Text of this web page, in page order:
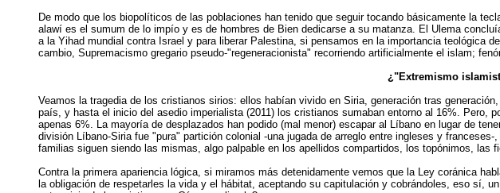
De modo que los biopolíticos de las poblaciones han tenido que seguir tocando básicamente la
alawí es el sumum de lo impío y es de hombres de Bien dedicarse a su matanza. El Ulema
a la Yihad mundial contra Israel y para liberar Palestina, si pensamos en la importancia teológica
cambio, Supremacismo gregario pseudo-"regeneracionista" recorriendo artificialmente el islam;
¿"Extremismo
Veamos la tragedia de los cristianos sirios: ellos habían vivido en Siria, generación tras
país, y hasta el inicio del asedio imperialista (2011) los cristianos sumaban entorno al 16%.
apenas 6%. La mayoría de desplazados han podido (mal menor) escapar al Líbano en lugar de
división Líbano-Siria fue "pura" partición colonial -una jugada de arreglo entre ingleses y
familias siguen siendo las mismas, algo palpable en los apellidos compartidos, los topónimos, las
Contra la primera apariencia lógica, si miramos más detenidamente vemos que la Ley coránica
la obligación de respetarles la vida y el hábitat, aceptando su capitulación y cobrándoles, eso sí,